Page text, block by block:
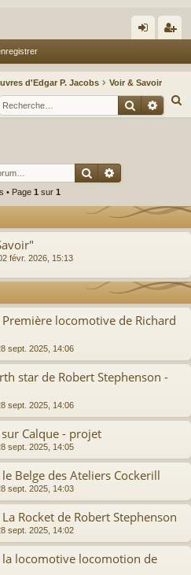
ne
xi
nr
eg
d'Edgar P. Jacobs
Voir & Savoir
e
Rechercher
• Page 1 sur 1
févr. 2026, 15:13
locomotive de Richard
sept. 2025, 14:06
star de Robert Stephenson -
sept. 2025, 14:06
Calque - projet
sept. 2025, 14:05
Belge des Ateliers Cockerill
sept. 2025, 14:03
Rocket de Robert Stephenson
sept. 2025, 14:02
locomotive locomotion de